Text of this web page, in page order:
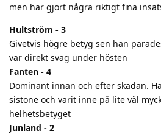
men har gjort några riktigt fina
Hultström - 3
Givetvis högre betyg sen han
var direkt svag under hösten
Fanten - 4
Dominant innan och efter skadan.
sistone och varit inne på lite väl
helhetsbetyget
Junland - 2